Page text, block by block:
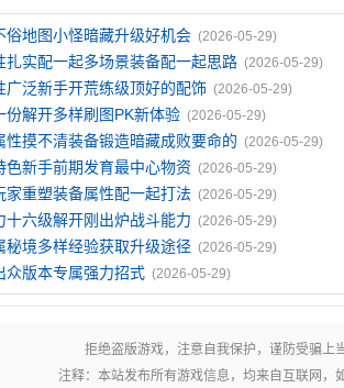
俗地图小怪暗藏升级好机会 (2026-05-29)
扎实配一起多场景装备配一起思路 (2026-05-29)
广泛新手开荒练级顶好的配饰 (2026-05-29)
份解开多样刷图PK新体验 (2026-05-29)
性摸不清装备锻造暗藏成败要命的 (2026-05-29)
色新手前期发育最中心物资 (2026-05-29)
家重塑装备属性配一起打法 (2026-05-29)
十六级解开刚出炉战斗能力 (2026-05-29)
秘境多样经验获取升级途径 (2026-05-29)
众版本专属强力招式 (2026-05-29)
拒绝盗版游戏，注意自我保护，谨防受骗上
注释：本站发布所有游戏信息，均来自互联网